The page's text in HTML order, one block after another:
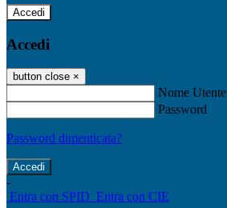
Accedi
Accedi
button close ×
Nome Utente
Password
Password dimenticata?
-
Entra con SPID Entra con CIE